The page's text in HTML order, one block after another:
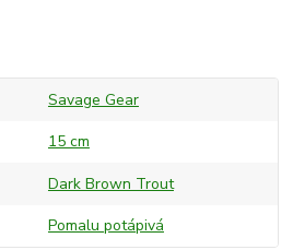
Savage Gear
15 cm
Dark Brown Trout
Pomalu potápivá